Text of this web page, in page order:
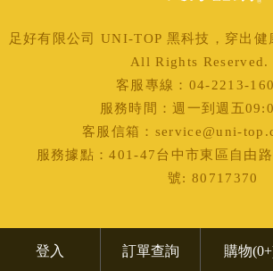
登入 訂單查詢 購物
足好有限公司 UNI-TOP 黑科技，穿出
All Rights Reserved.
客服專線：04-2213-
服務時間：週一到週五
客服信箱：service@uni-
服務據點：401-47台中市東區自由
號: 80717370